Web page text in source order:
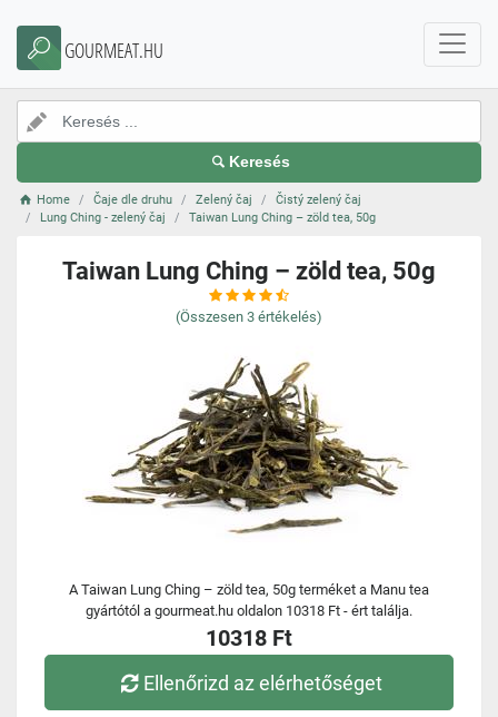
GOURMEAT.HU
Keresés
Home Čaje dle druhu Zelený čaj
Čistý zelený čaj
Lung Ching - zelený čaj
Taiwan Lung Ching – zöld tea, 50g
Taiwan Lung Ching – zöld tea, 50g
(Összesen 3 értékelés)
A Taiwan Lung Ching – zöld tea, 50g terméket a Manu tea
gyártótól a gourmeat.hu oldalon 10318 Ft - ért találja.
10318 Ft
Ellenőrizd az elérhetőséget